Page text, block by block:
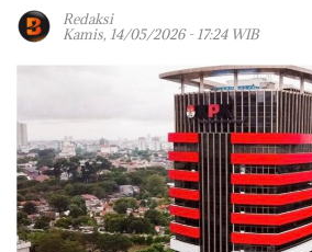
Redaksi
Kamis, 14/05/2026 - 17:24 WIB